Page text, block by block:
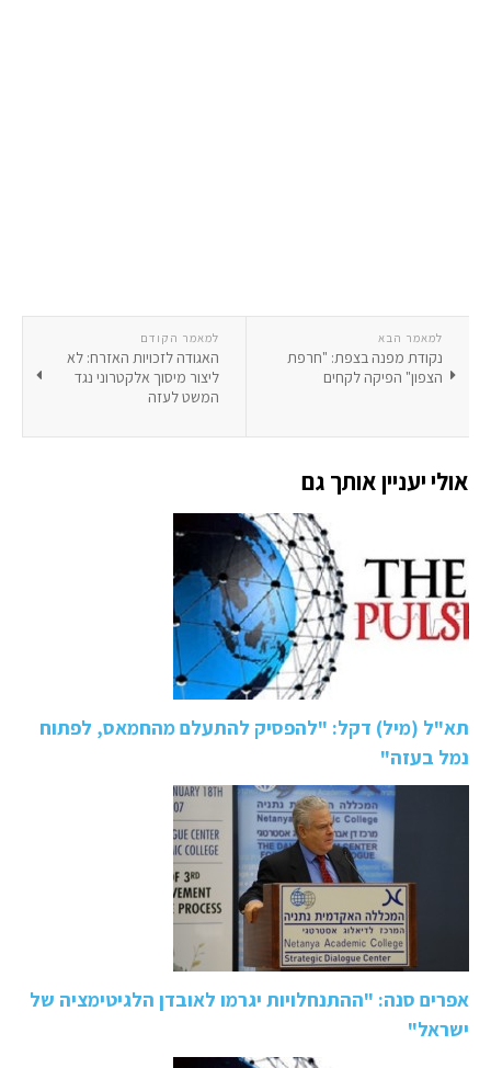
למאמר הקודם
האגודה לזכויות האזרח: לא
ליצור מיסוך אלקטרוני נגד
המשט לעזה
למאמר הבא
נקודת מפנה בצפת: "חרפת
הצפון" הפיקה לקחים
אולי יעניין אותך גם
תא"ל (מיל) דקל: "להפסיק להתעלם מהחמאס, לפתוח
נמל בעזה"
אפרים סנה: "ההתנחלויות יגרמו לאובדן הלגיטימציה של
ישראל"